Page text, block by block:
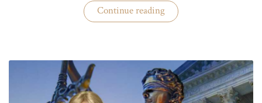
Continue reading«Нацбанк
четвертую
покупает»